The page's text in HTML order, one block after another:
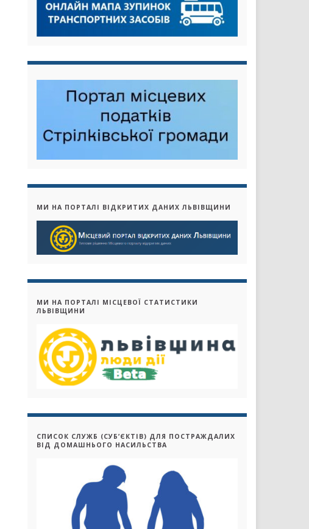
МИ НА ПОРТАЛІ ВІДКРИТИХ ДАНИХ ЛЬВІВЩИНИ
МИ НА ПОРТАЛІ МІСЦЕВОЇ СТАТИСТИКИ
ЛЬВІВЩИНИ
СПИСОК СЛУЖБ (СУБ’ЄКТІВ) ДЛЯ ПОСТРАЖДАЛИХ
ВІД ДОМАШНЬОГО НАСИЛЬСТВА